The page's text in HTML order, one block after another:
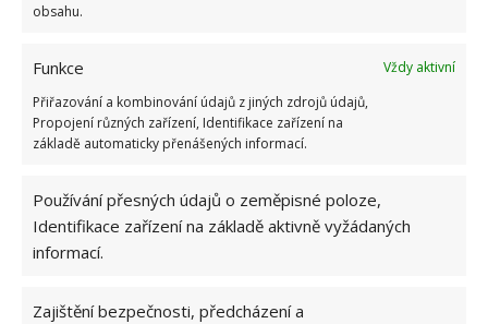
obsahu.
Funkce
Vždy aktivní
Přiřazování a kombinování údajů z jiných zdrojů údajů,
Propojení různých zařízení, Identifikace zařízení na
základě automaticky přenášených informací.
Používání přesných údajů o zeměpisné poloze,
Identifikace zařízení na základě aktivně vyžádaných
informací.
Zajištění bezpečnosti, předcházení a
ODPADKY SOUSED